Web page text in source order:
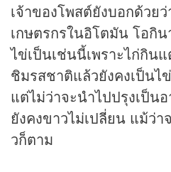
เจ้าของโพสต์ยังบอกด้วย
เกษตรกรในอิโตมัน โอกิ
ไข่เป็นเช่นนี้เพราะไก่กิน
ชิมรสชาติแล้วยังคงเป็น
แต่ไม่ว่าจะนำไปปรุงเป็น
ยังคงขาวไม่เปลี่ยน แม้ว่
วก็ตาม